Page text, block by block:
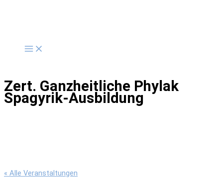
Zert. Ganzheitliche Phylak
Spagyrik-Ausbildung
« Alle Veranstaltungen